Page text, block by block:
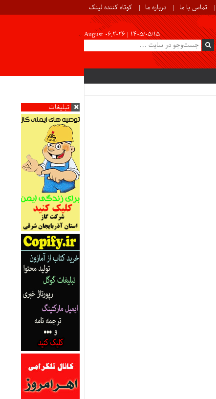
تماس با ما درباره ما کوتاه کننده لینک
August 06,2026 | ۱۴۰۵/۰۵/۱۵
تبلیغات